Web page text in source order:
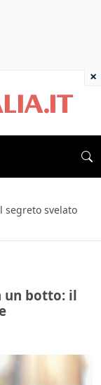
segreto svelato
un botto: il
×